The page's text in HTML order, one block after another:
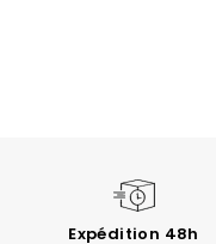
Expédition 48h